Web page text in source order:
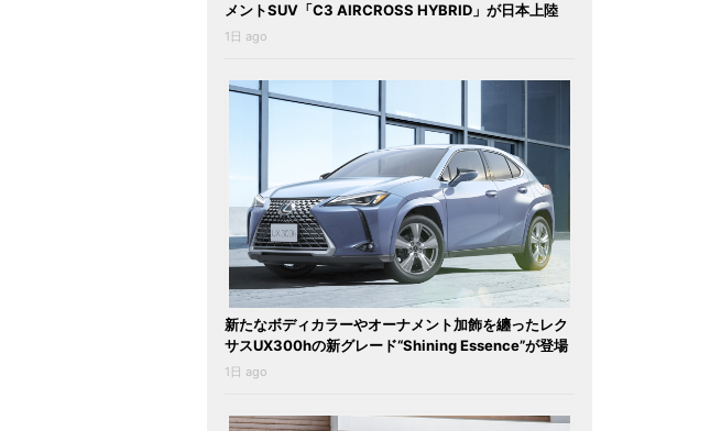
メントSUV「C3 AIRCROSS HYBRID」が日本上陸
1日 ago
新たなボディカラーやオーナメント加飾を纏ったレク
サスUX300hの新グレード“Shining Essence”が登場
1日 ago